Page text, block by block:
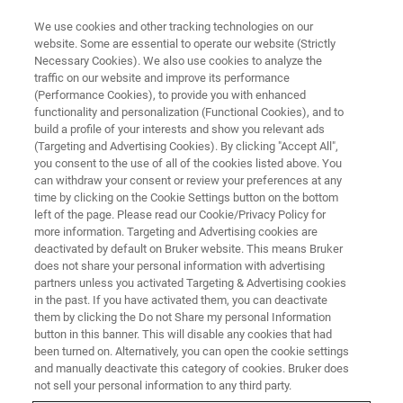
Symposium RMN Bruker
Mercredi 23 Avril, 2025
UM6P, Ben Guerir, Maroc
Symposium RMN Bruker :
We use cookies and other tracking technologies on our
website. Some are essential to operate our website (Strictly
Necessary Cookies). We also use cookies to analyze the
traffic on our website and improve its performance
(Performance Cookies), to provide you with enhanced
functionality and personalization (Functional Cookies), and to
build a profile of your interests and show you relevant ads
(Targeting and Advertising Cookies). By clicking "Accept All",
you consent to the use of all of the cookies listed above. You
can withdraw your consent or review your preferences at any
time by clicking on the Cookie Settings button on the bottom
left of the page. Please read our Cookie/Privacy Policy for
more information. Targeting and Advertising cookies are
deactivated by default on Bruker website. This means Bruker
does not share your personal information with advertising
partners unless you activated Targeting & Advertising cookies
in the past. If you have activated them, you can deactivate
them by clicking the Do not Share my personal Information
button in this banner. This will disable any cookies that had
been turned on. Alternatively, you can open the cookie settings
and manually deactivate this category of cookies. Bruker does
not sell your personal information to any third party.